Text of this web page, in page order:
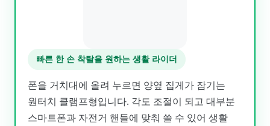
빠른 한 손 착탈을 원하는 생활 라이더
폰을 거치대에 올려 누르면 양옆 집게가 잠기는
원터치 클램프형입니다. 각도 조절이 되고 대부분
스마트폰과 자전거 핸들에 맞춰 쓸 수 있어 생활